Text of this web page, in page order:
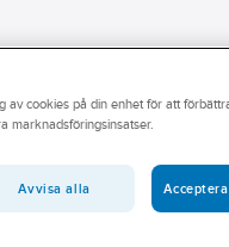
för dig.
från enskilda
tillbehör för enkel
av cookies på din enhet för att
marknadsföringsinsatser.
Avvisa alla